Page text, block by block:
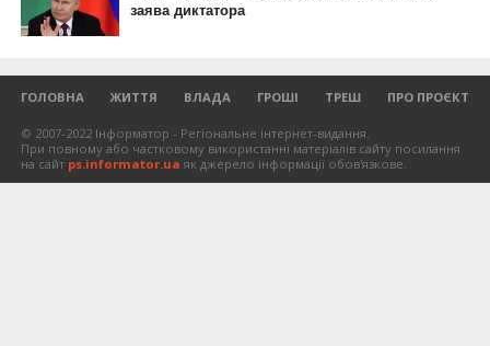
ГОЛОВНА ЖИТТЯ ВЛАДА ГРОШІ ТРЕШ ПРО ПРОЄКТ
© 2007-2022 Інформатор - Регіональне інтернет-видання.
При повному або частковому використанні матеріалів сайту посилання
на сайт ps.informator.ua як джерело інформації обов'язкове.